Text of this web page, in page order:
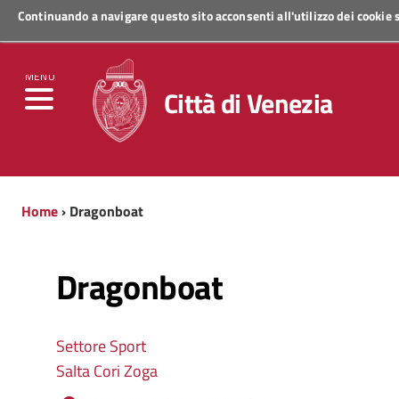
Continuando a navigare questo sito acconsenti all'utilizzo dei
MENU
Regione Veneto
Città di Venezia
Home› Dragonboat
Dragonboat
Settore Sport
Salta Cori Zoga